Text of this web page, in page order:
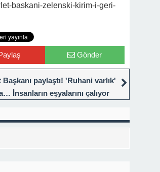
baskani-zelenski-kirim-i-geri-
Gönder
Başkanı paylaştı! 'Ruhani varlık'
İnsanların eşyalarını çalıyor